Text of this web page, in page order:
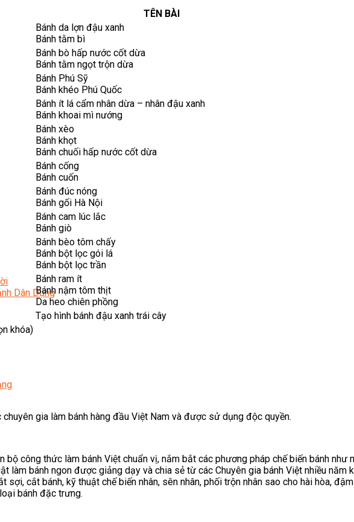
Dân Dụng
TÊN BÀI
Bánh da lợn đậu xanh
Bánh tằm bì
Bánh bò hấp nước cốt dừa
Bánh tằm ngọt trộn dừa
Bánh Phú Sỹ
Bánh khéo Phú Quốc
Bánh ít lá cẩm nhân dừa – nhân đậu xanh
Bánh khoai mì nướng
Bánh xèo
Bánh khọt
Bánh chuối hấp nước cốt dừa
Bánh cống
Bánh cuốn
Bánh đúc nóng
Bánh gối Hà Nội
Bánh cam lúc lắc
Bánh giò
Bánh bèo tôm chấy
Bánh bột lọc gói lá
Bánh bột lọc trần
Bánh ram ít
Bánh nậm tôm thịt
Da heo chiên phồng
Tạo hình bánh đậu xanh trái cây
khóa)
gia làm bánh hàng đầu Việt Nam và được sử dụng độc quyền.
công thức làm bánh Việt chuẩn vị, nắm bắt các phương pháp chế biến bánh như
làm bánh ngon được giảng dạy và chia sẻ từ các Chuyên gia bánh Việt nhiều năm
sợi, cắt bánh, kỹ thuật chế biến nhân, sên nhân, phối trộn nhân sao cho hài hòa,
bánh đặc trưng.